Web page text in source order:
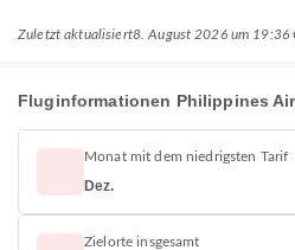
Zuletzt aktualisiert8. August 2026 um 19:36
Fluginformationen Philippines
Monat mit dem niedrigsten Tarif
Dez.
Zielorte insgesamt